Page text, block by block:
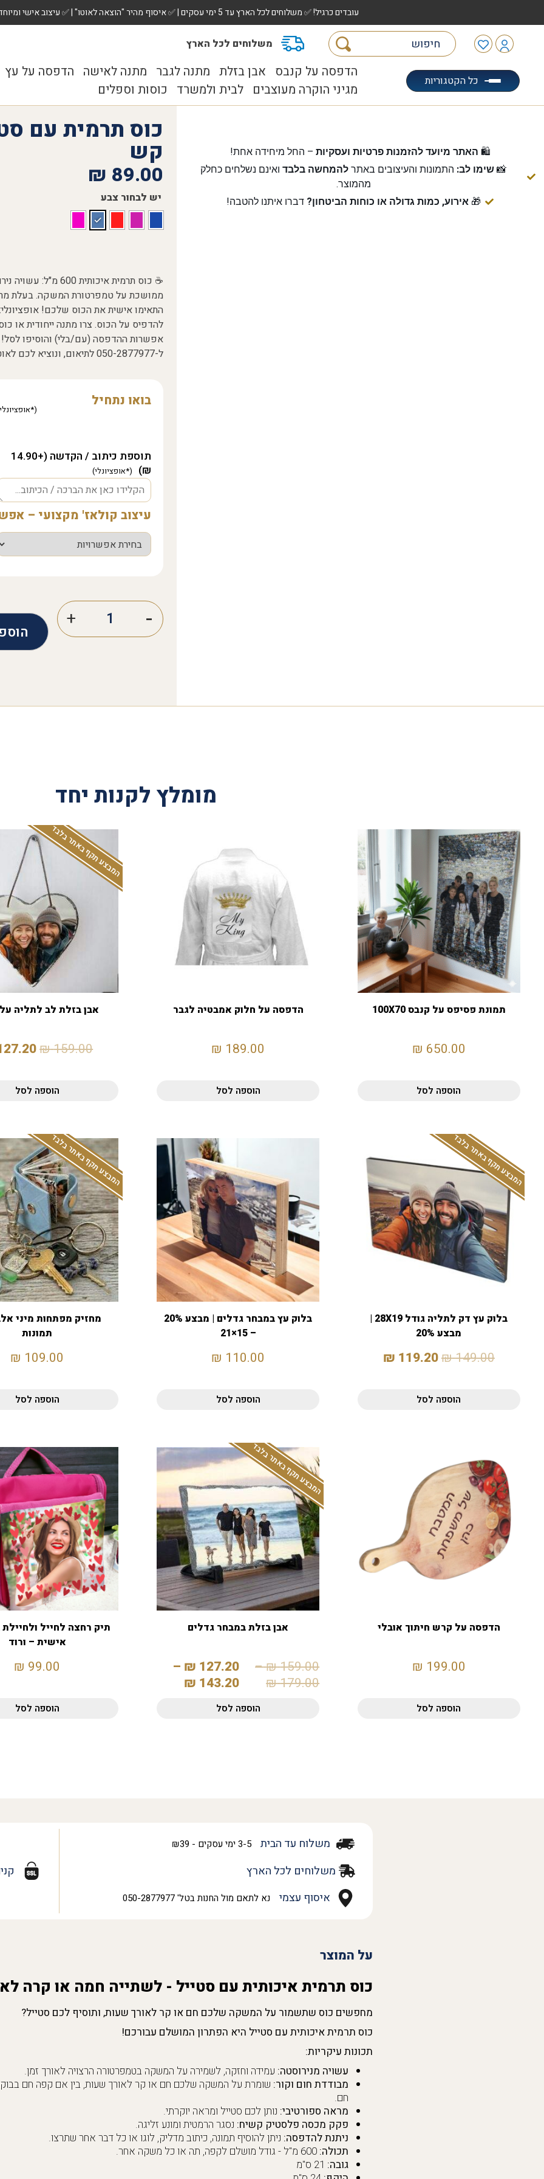
עובדים כרגיל! ✅ משלוחים לכל הארץ עד 5 ימי עסקים | ✅ איסוף מהיר "הוצאה לאוטו" | ✅ עיצוב אישי ומיוחד לכל מתנה. הזמינו עכשיו!
משלוחים לכל הארץ
כל הקטגוריות
הדפסה על קנבס אבן בזלת מתנה לגבר מתנה לאישה הדפסה על עץ
מגיני הוקרה מעוצבים לבית ולמשרד כוסות וספלים
🛍️ האתר מיועד להזמנות פרטיות ועסקיות– החל מיחידה אחת!
📸 שימו לב: התמונות והעיצובים באתר להמחשה בלבדואינם נשלחים כחלק
מהמוצר.
🎁אירוע, כמות גדולה או כוחות הביטחון? דברו איתנו להטבה!
קש
89.00
₪
יש לבחור צבע
☕ כוס תרמית
ממושכת על טמפרטורת המשקה. בעלת
התאימו אישית את הכוס שלכם!
להדפיס על הכוס. צרו מתנה ייחודית או
אפשרות ההדפסה (עם/בלי) והוסיפו
ל-050-2877977 לתיאום, ונוציא לכם לאוטו. 🚚 משלוח: 3-4 ימי עסקים.
בואו נתחיל
תוספת כיתוב / הקדשה (+14.90
₪)
עיצוב קולאז' מקצועי –
מומלץ לקנות יחד
תמונת פסיפס על קנבס 100X70
650.00
₪
הוספה לסל
הדפסה על חלוק אמבטיה לגבר
189.00
₪
הוספה לסל
המבצע תקף באתר בלבד
אבן בזלת לב לתליה
159.00
₪
הוספה לסל
המבצע תקף באתר בלבד
בלוק עץ דק לתליה גודל 28X19 |
מבצע 20%
149.00
₪
119.20
₪
הוספה לסל
בלוק עץ במבחר גדלים | מבצע 20%
– 15×21
110.00
₪
הוספה לסל
המבצע תקף באתר בלבד
תמונות
109.00
₪
הוספה לסל
הדפסה על קרש חיתוך אובלי
199.00
₪
הוספה לסל
המבצע תקף באתר בלבד
אבן בזלת במבחר גדלים
159.00
₪
–
179.00
₪
127.20
₪
–
143.20
₪
הוספה לסל
תיק רחצה לחייל
אישית – ורוד
99.00
₪
הוספה לסל
משלוח עד הבית 3-5 ימי עסקים - ₪39
משלוחים לכל הארץ
איסוף עצמי
נא לתאם מול החנות בטל' 050-2877977
על המוצר
כוס תרמית איכותית עם סטייל - לשתייה חמה או קרה
מחפשים כוס שתשמור על המשקה שלכם חם או קר לאורך שעות, ותוסיף לכם סטייל?
כוס תרמית איכותית עם סטייל היא הפתרון המושלם עבורכם!
תכונות עיקריות:
עשויה מנירוסטה: עמידה וחזקה, לשמירה על המשקה בטמפרטורה הרצויה לאורך זמן.
מבודדת חום וקור: שומרת על המשקה שלכם חם או קר לאורך שעות, בין אם קפה חם
חם.
מראה ספורטיבי: נותן לכם סטייל ומראה יוקרתי.
פקק מכסה פלסטיק קשיח: נסגר הרמטית ומונע זליגה.
ניתנת להדפסה: ניתן להוסיף תמונה, כיתוב מדליק, לוגו או כל דבר אחר שתרצו.
תכולה:
גובה: